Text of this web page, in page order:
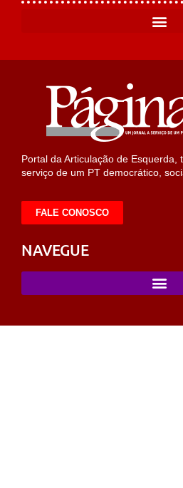
Portal da Articulação de Esquerda,
serviço de um PT democrático,
FALE CONOSCO
NAVEGUE